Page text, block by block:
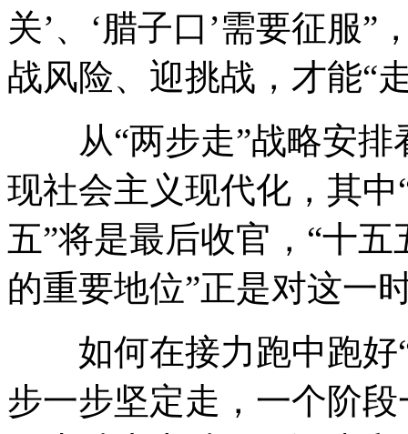
关’、‘腊子口’需要征服
战风险、迎挑战，才能“
从“两步走”战略安排
现社会主义现代化，其
五”将是最后收官，“十
的重要地位”正是对这一
如何在接力跑中跑好“
步一步坚定走，一个阶